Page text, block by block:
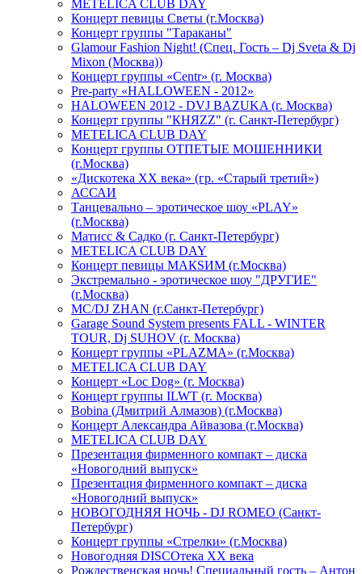
METELICA CLUB DAY
Концерт певицы Светы (г.Москва)
Концерт группы "Тараканы"
Glamour Fashion Night! (Спец. Гость – Dj Sveta & Dj
Mixon (Москва))
Концерт группы «Centr» (г. Москва)
Pre-party «HALLOWEEN - 2012»
HALOWEEN 2012 - DVJ BAZUKA (г. Москва)
Концерт группы "КНЯZZ" (г. Санкт-Петербург)
METELICA CLUB DAY
Концерт группы ОТПЕТЫЕ МОШЕННИКИ
(г.Москва)
«Дискотека ХХ века» (гр. «Старый третий»)
АССАИ
Танцевально – эротическое шоу «PLAY»
(г.Москва)
Матисс & Садко (г. Санкт-Петербург)
METELICA CLUB DAY
Концерт певицы МАКSИМ (г.Москва)
Экстремально - эротическое шоу "ДРУГИЕ"
(г.Москва)
МС/DJ ZHAN (г.Санкт-Петербург)
Garage Sound System presents FALL - WINTER
TOUR, Dj SUHOV (г. Москва)
Концерт группы «PLAZMA» (г.Москва)
METELICA CLUB DAY
Концерт «Loc Dog» (г. Москва)
Концерт группы ILWT (г. Москва)
Bobina (Дмитрий Алмазов) (г.Москва)
Концерт Александра Айвазова (г.Москва)
METELICA CLUB DAY
Презентация фирменного компакт – диска
«Новогодний выпуск»
Презентация фирменного компакт – диска
«Новогодний выпуск»
НОВОГОДНЯЯ НОЧЬ - DJ ROMEO (Санкт-
Петербург)
Концерт группы «Стрелки» (г.Москва)
Новогодняя DISCOтека ХХ века
Рождественская ночь! Специальный гость – Антон